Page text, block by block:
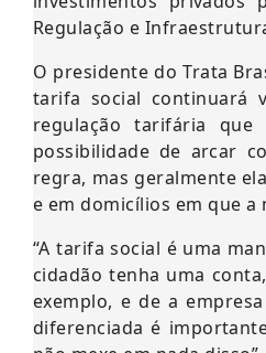
Regulação e
O presidente do Trata
tarifa social continuará
regulação tarifária que
possibilidade de arcar
regra, mas geralmente
e em domicílios em que
“A tarifa social é uma
cidadão tenha uma
exemplo, e de a
diferenciada é